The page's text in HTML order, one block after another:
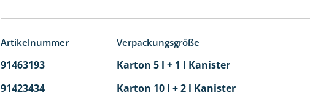
Artikelnummer Verpackungsgröße
91463193 Karton 5 l + 1 l Kanister
91423434
Karton 10 l + 2 l Kanister